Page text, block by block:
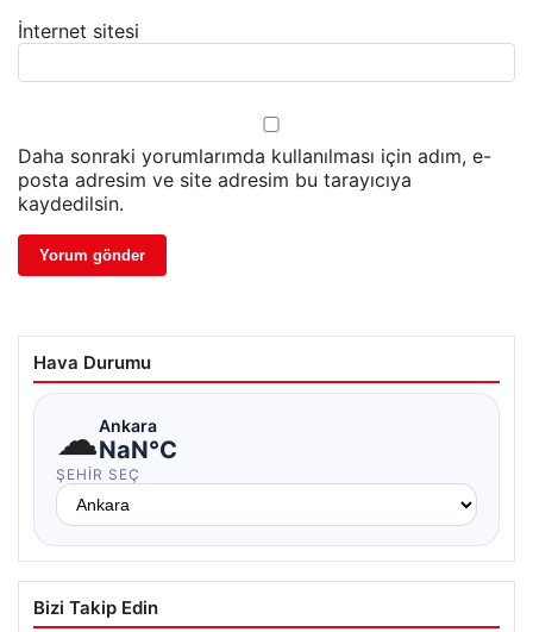
İnternet sitesi
Daha sonraki yorumlarımda kullanılması için adım, e-
posta adresim ve site adresim bu tarayıcıya
kaydedilsin.
Hava Durumu
☁Ankara
NaN°C
ŞEHIR SEÇ
Bizi Takip Edin